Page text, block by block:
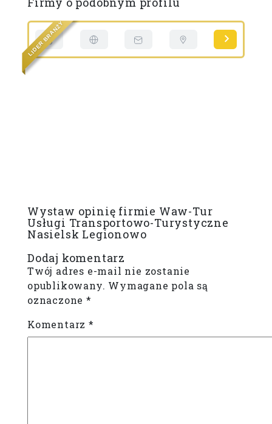
LI
DER
BRAN
Ż
Y
Wystaw opinię firmie Waw-Tur
Usługi Transportowo-Turystyczne
Nasielsk Legionowo
Dodaj komentarz
Twój adres e-mail nie zostanie
opublikowany. Wymagane pola są
oznaczone*
Komentarz*